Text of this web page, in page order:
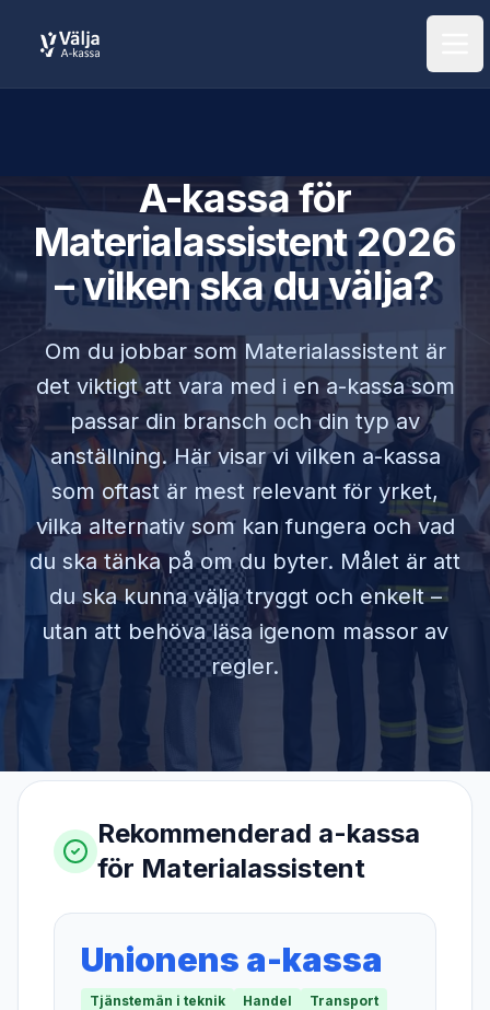
A-kassa för
Materialassistent2026
– vilken ska du välja?
Om du jobbar som Materialassistentär
det viktigt att vara med i en a-kassa som
passar din bransch och din typ av
anställning. Här visar vi vilken a-kassa
som oftast är mest relevant för yrket,
vilka alternativ som kan fungera och vad
du ska tänka på om du byter. Målet är att
du ska kunna välja tryggt och enkelt –
utan att behöva läsa igenom massor av
regler.
Rekommenderad a-kassa
för Materialassistent
Unionens a-kassa
Tjänstemän i teknik Handel Transport